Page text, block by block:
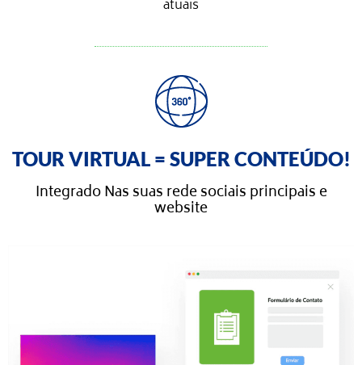
atuais
TOUR VIRTUAL = SUPER CONTEÚDO!
Integrado Nas suas rede sociais principais e
website